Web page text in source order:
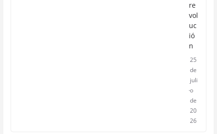
re
vol
uc
ió
n
25
de
juli
o
de
20
26